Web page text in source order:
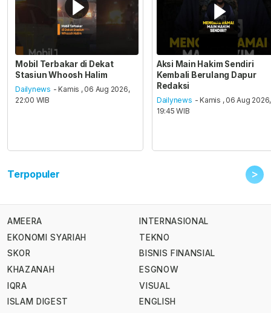
Mobil Terbakar di Dekat
Stasiun Whoosh Halim
Dailynews - Kamis , 06 Aug 2026,
22:00 WIB
Aksi Main Hakim Sendiri
Kembali Berulang Dapur
Redaksi
Dailynews - Kamis , 06 Aug 2026,
19:45 WIB
Terpopuler >
AMEERA
EKONOMI SYARIAH
SKOR
KHAZANAH
IQRA
ISLAM DIGEST
INTERNASIONAL
TEKNO
BISNIS FINANSIAL
ESGNOW
VISUAL
ENGLISH